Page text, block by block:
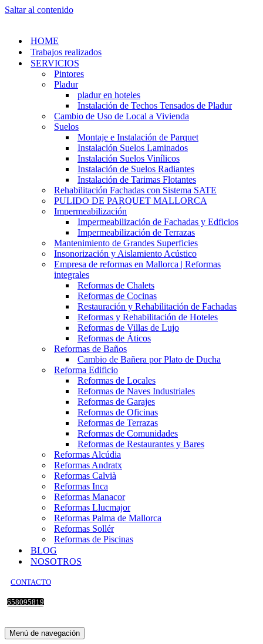
Saltar al contenido
HOME
Trabajos realizados
SERVICIOS
Pintores
Pladur
pladur en hoteles
Instalación de Techos Tensados de Pladur
Cambio de Uso de Local a Vivienda
Suelos
Montaje e Instalación de Parquet
Instalación Suelos Laminados
Instalación Suelos Vinílicos
Instalación de Suelos Radiantes
Instalación de Tarimas Flotantes
Rehabilitación Fachadas con Sistema SATE
PULIDO DE PARQUET MALLORCA
Impermeabilización
Impermeabilización de Fachadas y Edficios
Impermeabilización de Terrazas
Mantenimiento de Grandes Superficies
Insonorización y Aislamiento Acústico
Empresa de reformas en Mallorca | Reformas
integrales
Reformas de Chalets
Reformas de Cocinas
Restauración y Rehabilitación de Fachadas
Reformas y Rehabilitación de Hoteles
Reformas de Villas de Lujo
Reformas de Áticos
Reformas de Baños
Cambio de Bañera por Plato de Ducha
Reforma Edificio
Reformas de Locales
Reformas de Naves Industriales
Reformas de Garajes
Reformas de Oficinas
Reformas de Terrazas
Reformas de Comunidades
Reformas de Restaurantes y Bares
Reformas Alcúdia
Reformas Andratx
Reformas Calvià
Reformas Inca
Reformas Manacor
Reformas Llucmajor
Reformas Palma de Mallorca
Reformas Sollér
Reformas de Piscinas
BLOG
NOSOTROS
CONTACTO
658095819
Menú de navegación